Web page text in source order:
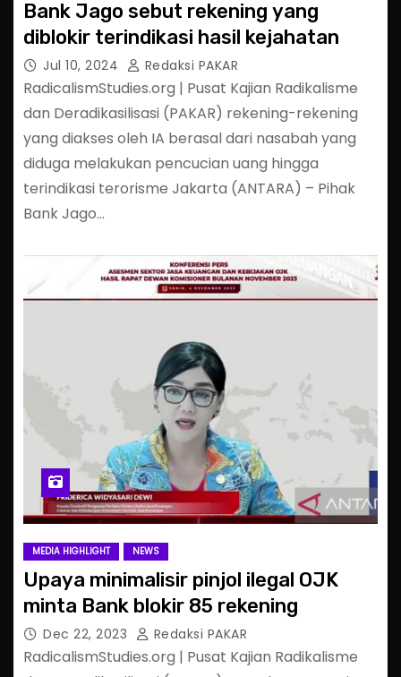
Bank Jago sebut rekening yang
diblokir terindikasi hasil kejahatan
Jul 10, 2024 Redaksi PAKAR
RadicalismStudies.org | Pusat Kajian Radikalisme
dan Deradikasilisasi (PAKAR) rekening-rekening
yang diakses oleh IA berasal dari nasabah yang
diduga melakukan pencucian uang hingga
terindikasi terorisme Jakarta (ANTARA) – Pihak
Bank Jago…
MEDIA HIGHLIGHT NEWS
Upaya minimalisir pinjol ilegal OJK
minta Bank blokir 85 rekening
Dec 22, 2023 Redaksi PAKAR
RadicalismStudies.org | Pusat Kajian Radikalisme